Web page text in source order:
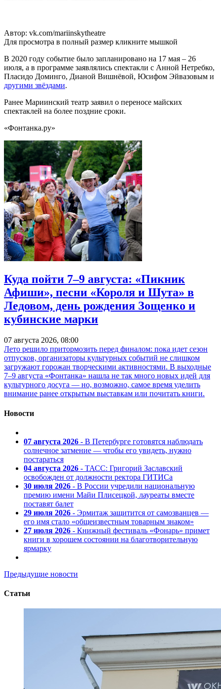
Автор: vk.com/mariinskytheatre
Для просмотра в полный размер кликните мышкой
В 2020 году событие было запланировано на 17 мая – 26
июля, а в программе заявлялись спектакли с Анной Нетребко,
Пласидо Доминго, Дианой Вишнёвой, Юсифом Эйвазовым и
другими звёздами.
Ранее Мариинский театр заявил о переносе майских
спектаклей на более поздние сроки.
«Фонтанка.ру»
Куда пойти 7–9 августа: «Пикник
Афиши», песни «Короля и Шута» в
Ледовом, день рождения Зощенко и
кубинские марки
07 августа 2026, 08:00
Лето решило притормозить перед финалом: пока идет сезон
отпусков, организаторы культурных событий не слишком
загружают горожан творческими активностями. В выходные
7–9 августа «Фонтанка» нашла не так много новых идей для
культурного досуга — но, возможно, самое время уделить
внимание ранее открытым выставкам или почитать книги.
Новости
07 августа 2026 - В Петербурге готовятся наблюдать
солнечное затмение — чтобы его увидеть, нужно
постараться
04 августа 2026 - ТАСС: Григорий Заславский
освобожден от должности ректора ГИТИСа
30 июля 2026 - В России учредили национальную
премию имени Майи Плисецкой, лауреаты вместе
поставят балет
29 июля 2026 - Эрмитаж защитится от самозванцев —
его имя стало «общеизвестным товарным знаком»
27 июля 2026 - Книжный фестиваль «Фонарь» примет
книги в хорошем состоянии на благотворительную
ярмарку
Предыдущие новости
Статьи